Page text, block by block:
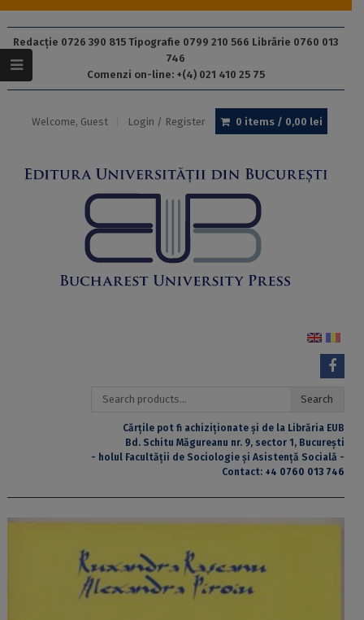
Redacție 0726 390 815 Tipografie 0799 210 566 Librărie 0760 013
746
Comenzi on-line: +(4) 021 410 25 75
Welcome, Guest Login / Register 0 items / 0,00 lei
Search
Search
Cărțile pot fi achiziționate și de la Librăria EUB
Bd. Schitu Măgureanu nr. 9, sector 1, București
- holul Facultății de Sociologie și Asistență Socială -
Contact: +4 0760 013 746